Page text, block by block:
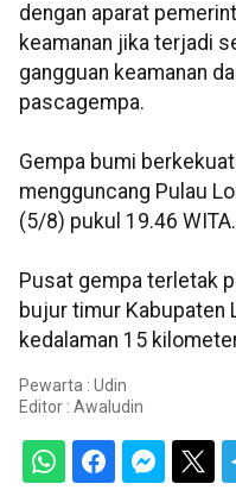
dengan aparat
keamanan jika terjadi
gangguan keamanan
pascagempa.
Gempa bumi
mengguncang Pulau
(5/8) pukul 19.46 WITA.
Pusat gempa terletak
bujur timur Kabupaten
kedalaman 15
Pewarta : Udin
Editor : Awaludin